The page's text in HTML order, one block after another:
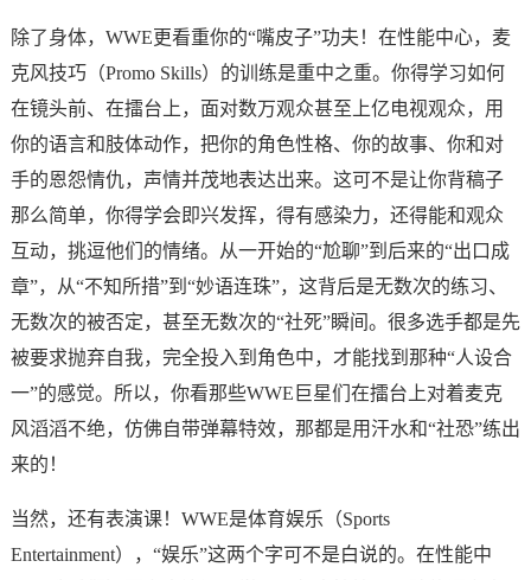
除了身体，WWE更看重你的“嘴皮子”功夫！在性能中心，麦
克风技巧（Promo Skills）的训练是重中之重。你得学习如何
在镜头前、在擂台上，面对数万观众甚至上亿电视观众，用
你的语言和肢体动作，把你的角色性格、你的故事、你和对
手的恩怨情仇，声情并茂地表达出来。这可不是让你背稿子
那么简单，你得学会即兴发挥，得有感染力，还得能和观众
互动，挑逗他们的情绪。从一开始的“尬聊”到后来的“出口成
章”，从“不知所措”到“妙语连珠”，这背后是无数次的练习、
无数次的被否定，甚至无数次的“社死”瞬间。很多选手都是先
被要求抛弃自我，完全投入到角色中，才能找到那种“人设合
一”的感觉。所以，你看那些WWE巨星们在擂台上对着麦克
风滔滔不绝，仿佛自带弹幕特效，那都是用汗水和“社恐”练出
来的！
当然，还有表演课！WWE是体育娱乐（Sports
Entertainment），“娱乐”这两个字可不是白说的。在性能中